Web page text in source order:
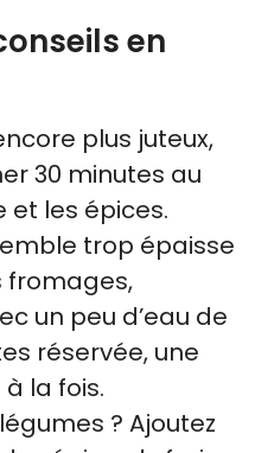
en
plus juteux,
30 minutes au
et les épices.
trop épaisse
fromages,
un peu d’eau de
réservée, une
la fois.
? Ajoutez